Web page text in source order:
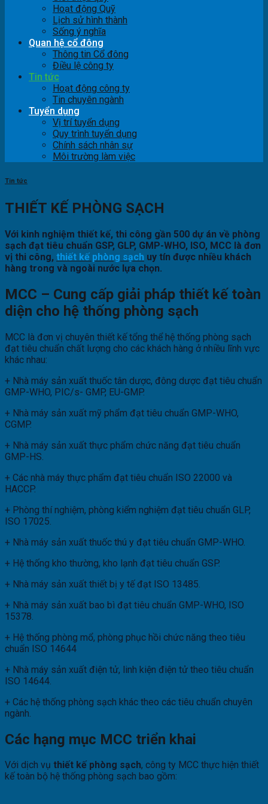
Hoạt động Quỹ
Lịch sử hình thành
Sống ý nghĩa
Quan hệ cổ đông
Thông tin Cổ đông
Điều lệ công ty
Tin tức
Hoạt động công ty
Tin chuyên ngành
Tuyển dụng
Vị trí tuyển dụng
Quy trình tuyển dụng
Chính sách nhân sự
Môi trường làm việc
Tin tức
THIẾT KẾ PHÒNG SẠCH
Với kinh nghiệm thiết kế, thi công gần 500 dự án về phòng
sạch đạt tiêu chuẩn GSP, GLP, GMP-WHO, ISO, MCC là đơn
vị thi công, thiết kế phòng sạch uy tín được nhiều khách
hàng trong và ngoài nước lựa chọn.
MCC – Cung cấp giải pháp thiết kế toàn
diện cho hệ thống phòng sạch
MCC là đơn vị chuyên thiết kế tổng thể hệ thống phòng sạch
đạt tiêu chuẩn chất lượng cho các khách hàng ở nhiều lĩnh vực
khác nhau:
+ Nhà máy sản xuất thuốc tân dược, đông dược đạt tiêu chuẩn
GMP-WHO, PIC/s- GMP, EU-GMP.
+ Nhà máy sản xuất mỹ phẩm đạt tiêu chuẩn GMP-WHO,
CGMP.
+ Nhà máy sản xuất thực phẩm chức năng đạt tiêu chuẩn
GMP-HS.
+ Các nhà máy thực phẩm đạt tiêu chuẩn ISO 22000 và
HACCP.
+ Phòng thí nghiệm, phòng kiểm nghiệm đạt tiêu chuẩn GLP,
ISO 17025.
+ Nhà máy sản xuất thuốc thú y đạt tiêu chuẩn GMP-WHO.
+ Hệ thống kho thường, kho lạnh đạt tiêu chuẩn GSP.
+ Nhà máy sản xuất thiết bị y tế đạt ISO 13485.
+ Nhà máy sản xuất bao bì đạt tiêu chuẩn GMP-WHO, ISO
15378.
+ Hệ thống phòng mổ, phòng phục hồi chức năng theo tiêu
chuẩn ISO 14644
+ Nhà máy sản xuất điện tử, linh kiện điện tử theo tiêu chuẩn
ISO 14644.
+ Các hệ thống phòng sạch khác theo các tiêu chuẩn chuyên
ngành.
Các hạng mục MCC triển khai
Với dịch vụ thiết kế phòng sạch, công ty MCC thực hiện thiết
kế toàn bộ hệ thống phòng sạch bao gồm: